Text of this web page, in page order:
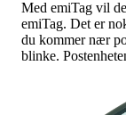
Med emiTag vil
emiTag. Det er
du kommer nær
blinke.